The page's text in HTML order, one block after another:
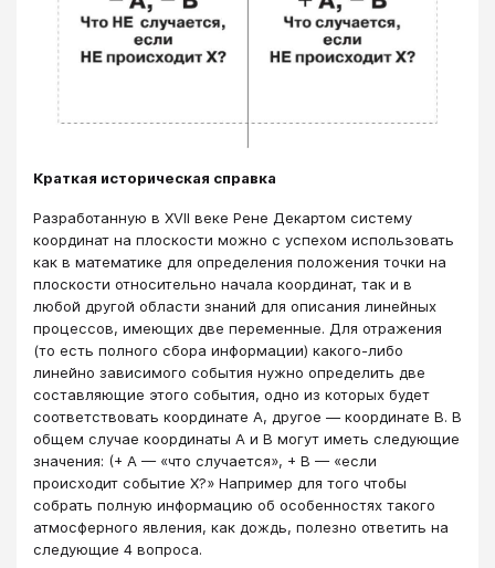
Краткая историческая справка
Разработанную в XVII веке Рене Декартом систему
координат на плоскости можно с успехом использовать
как в математике для определения положения точки на
плоскости относительно начала координат, так и в
любой другой области знаний для описания линейных
процессов, имеющих две переменные. Для отражения
(то есть полного сбора информации) какого-либо
линейно зависимого события нужно определить две
составляющие этого события, одно из которых будет
соответствовать координате А, другое — координате В. В
общем случае координаты А и В могут иметь следующие
значения: (+ А — «что случается», + В — «если
происходит событие Х?» Например для того чтобы
собрать полную информацию об особенностях такого
атмосферного явления, как дождь, полезно ответить на
следующие 4 вопроса.